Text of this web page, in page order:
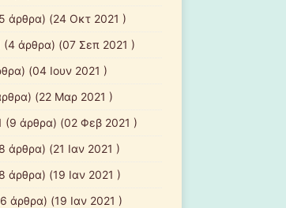
άρθρα) (24 Οκτ 2021 )
(4 άρθρα) (07 Σεπ 2021 )
(04 Ιουν 2021 )
(22 Μαρ 2021 )
(9 άρθρα) (02 Φεβ 2021 )
άρθρα) (21 Ιαν 2021 )
άρθρα) (19 Ιαν 2021 )
άρθρα) (19 Ιαν 2021 )